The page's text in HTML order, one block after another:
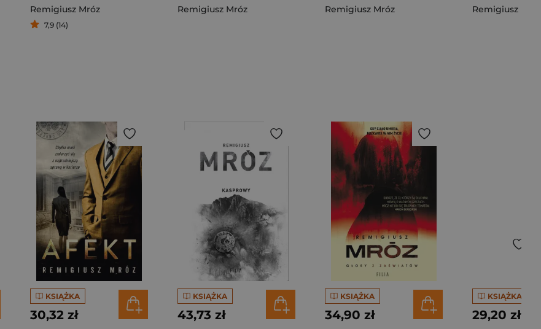
Remigiusz Mróz
7,9 (14)
Remigiusz Mróz Remigiusz Mróz Remigiusz
KSIĄŻKA
30,32 zł
KSIĄŻKA
43,73 zł
KSIĄŻKA
34,90 zł
KSIĄŻKA
29,20 zł